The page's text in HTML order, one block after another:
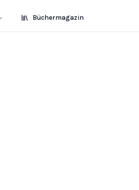
Büchermagazin